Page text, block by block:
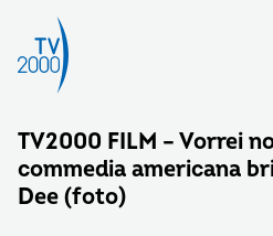
TV2000 FILM – Vorrei
commedia americana
Dee (foto)